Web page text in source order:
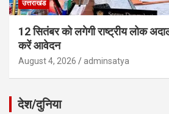
उत्तराखंड
12 सितंबर को लगेगी राष्ट्रीय लोक
करें आवेदन
August 4, 2026 adminsatya
देश/दुनिया